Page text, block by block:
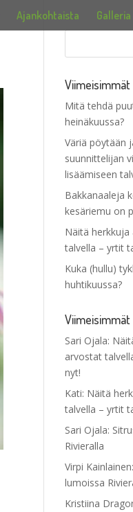
Ajankohtaista Galleria
Mitä tehdä
heinäkuussa?
Väriä pöytään
suunnittelijan
lisäämiseen
Bakkanaaleja
kesäriemu on
Näitä
talvella – yrtit
Kuka (hullu)
huhtikuussa?
Sari Ojala:
arvostat
nyt!
Kati: Näitä
talvella – yrtit
Sari Ojala:
Rivieralla
Virpi Kainlainen:
lumoissa
Kristiina